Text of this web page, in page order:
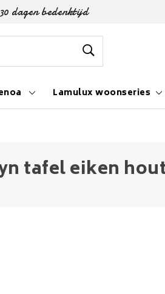
30 dagen bedenktijd
Lamulux woonseries
tafel eiken